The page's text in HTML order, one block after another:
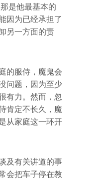
是他最基本的
因为已经承担了
另一方面的责
的服侍，魔鬼会
问题，因为至少
有力。然而，忽
肯定不长久，魔
从家庭这一环开
及有关讲道的事
会把车子停在教